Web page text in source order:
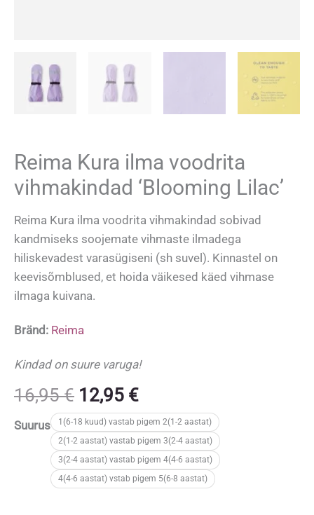
Reima Kura ilma voodrita
vihmakindad ‘Blooming Lilac’
Reima Kura ilma voodrita vihmakindad sobivad
kandmiseks soojemate vihmaste ilmadega
hiliskevadest varasügiseni (sh suvel). Kinnastel on
keevisõmblused, et hoida väikesed käed vihmase
ilmaga kuivana.
Bränd: Reima
Kindad on suure varuga!
16,95€ Algne
hind
oli:
16,95 €.
12,95 €Praegune
hind
on:
12,95 €.
Suurus
1(6-18 kuud) vastab pigem 2(1-2 aastat)
2(1-2 aastat) vastab pigem 3(2-4 aastat)
3(2-4 aastat) vastab pigem 4(4-6 aastat)
4(4-6 aastat) vstab pigem 5(6-8 aastat)